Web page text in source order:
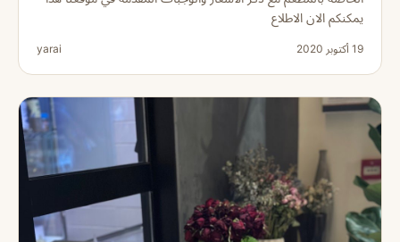
يمكنكم الان الاطلاع
19 أكتوبر 2020 yarai